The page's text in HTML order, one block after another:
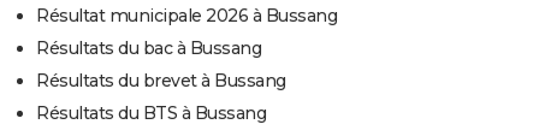
Résultat municipale 2026 à Bussang
Résultats du bac à Bussang
Résultats du brevet à Bussang
Résultats du BTS à Bussang